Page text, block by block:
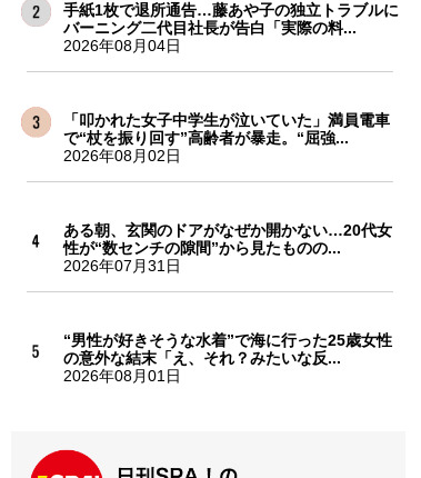
手紙1枚で退所通告…藤あや子の独立トラブルに
バーニング二代目社長が告白「実際の料...
2026年08月04日
「叩かれた女子中学生が泣いていた」満員電車
で“杖を振り回す”高齢者が暴走。“屈強...
2026年08月02日
ある朝、玄関のドアがなぜか開かない…20代女
性が“数センチの隙間”から見たものの...
2026年07月31日
“男性が好きそうな水着”で海に行った25歳女性
の意外な結末「え、それ？みたいな反...
2026年08月01日